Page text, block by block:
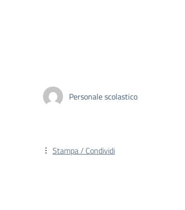
Personale scolastico
Stampa / Condividi